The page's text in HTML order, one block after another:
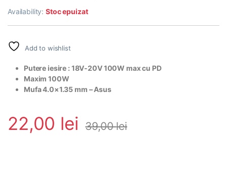
Availability:Stoc epuizat
Add to wishlist
Putere iesire : 18V-20V 100W max cu PD
Maxim 100W
Mufa 4.0×1.35 mm – Asus
22,00 lei 39,00lei